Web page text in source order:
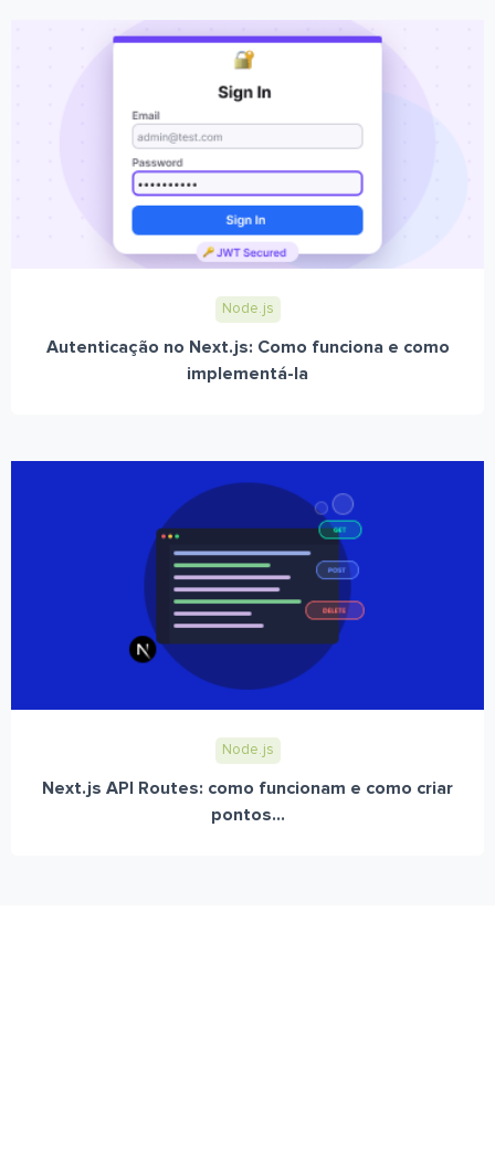
Node.js
Autenticação no Next.js: Como funciona e como
implementá-la
Node.js
Next.js API Routes: como funcionam e como criar
pontos...